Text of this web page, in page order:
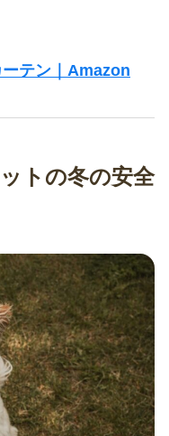
テン｜Amazon
トの冬の安全